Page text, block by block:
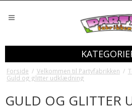
Forside / Velkommen til Partyfabrikken /
Guld og glitter udklædning
GULD OG GLITTER